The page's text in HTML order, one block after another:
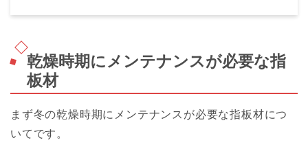
乾燥時期にメンテナンスが必要な指
板材
まず冬の乾燥時期にメンテナンスが必要な指板材につ
いてです。